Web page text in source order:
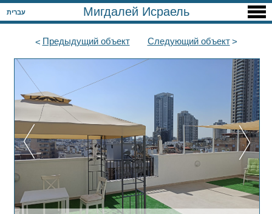
עברית Мигдалей Исраель
Предыдущийобъект Следующийобъект